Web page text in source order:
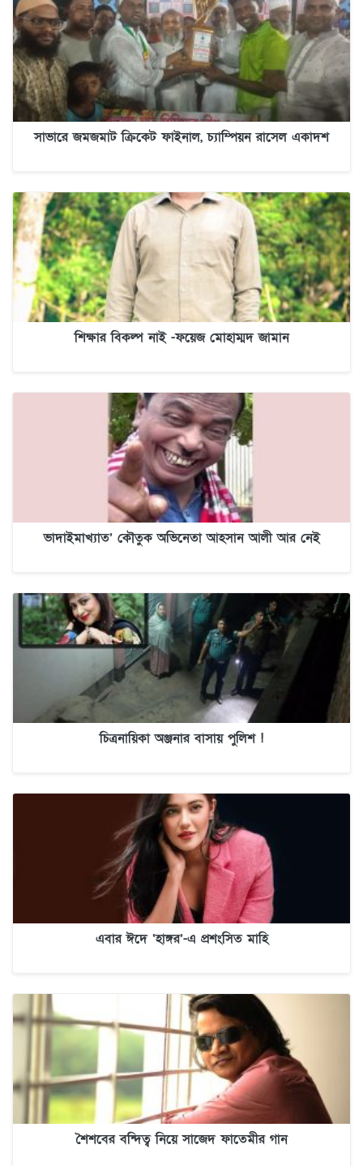
সাভারে জমজমাট ক্রিকেট ফাইনাল, চ্যাম্পিয়ন রাসেল একাদশ
শিক্ষার বিকল্প নাই -ফয়েজ মোহাম্মদ জামান
ভাদাইমাখ্যাত’ কৌতুক অভিনেতা আহসান আলী আর নেই
চিত্রনায়িকা অঞ্জনার বাসায় পুলিশ !
এবার ঈদে ‘হাঙ্গর’-এ প্রশংসিত মাহি
শৈশবের বন্দিত্ব নিয়ে সাজেদ ফাতেমীর গান